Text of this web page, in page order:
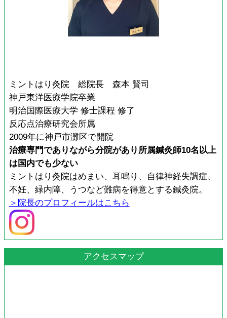
ミントはり灸院 総院長 森本 賢司
神戸東洋医療学院卒業
明治国際医療大学 修士課程 修了
反応点治療研究会所属
2009年に神戸市灘区で開院
治療専門でありながら分院があり所属鍼灸師10名以上
は国内でも少ない
ミントはり灸院はめまい、耳鳴り、自律神経失調症、
不妊、緑内障、うつなど難病を得意とする鍼灸院。
＞院長のプロフィールはこちら
アクセスマップ